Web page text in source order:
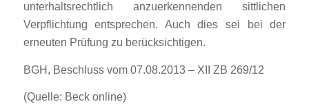
unterhaltsrechtlich anzuerkennenden sittlichen
Verpflichtung entsprechen. Auch dies sei bei der
erneuten Prüfung zu berücksichtigen.
BGH, Beschluss vom 07.08.2013 – XII ZB 269/12
(Quelle: Beck online)